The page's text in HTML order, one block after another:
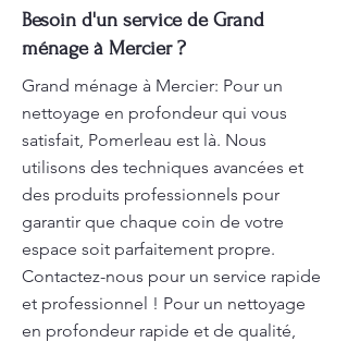
Besoin d'un service de Grand
ménage à Mercier ?
Grand ménage à Mercier: Pour un
nettoyage en profondeur qui vous
satisfait, Pomerleau est là. Nous
utilisons des techniques avancées et
des produits professionnels pour
garantir que chaque coin de votre
espace soit parfaitement propre.
Contactez-nous pour un service rapide
et professionnel ! Pour un nettoyage
en profondeur rapide et de qualité,